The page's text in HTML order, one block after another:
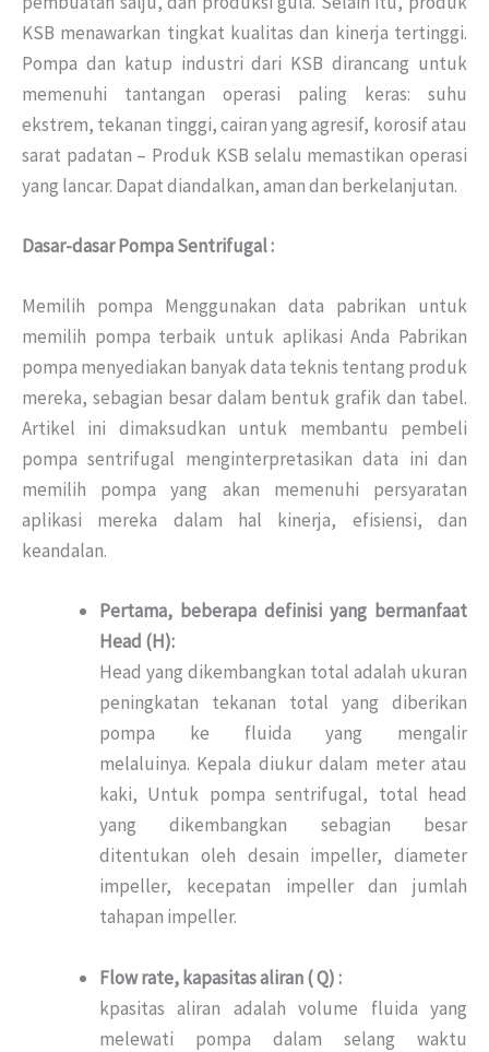
KSB menawarkan tingkat kualitas dan kinerja tertinggi.
Pompa dan katup industri dari KSB dirancang untuk
memenuhi tantangan operasi paling keras: suhu
ekstrem, tekanan tinggi, cairan yang agresif, korosif atau
sarat padatan – Produk KSB selalu memastikan operasi
yang lancar. Dapat diandalkan, aman dan berkelanjutan.
Dasar-dasar Pompa Sentrifugal :
Memilih pompa Menggunakan data pabrikan untuk
memilih pompa terbaik untuk aplikasi Anda Pabrikan
pompa menyediakan banyak data teknis tentang produk
mereka, sebagian besar dalam bentuk grafik dan tabel.
Artikel ini dimaksudkan untuk membantu pembeli
pompa sentrifugal menginterpretasikan data ini dan
memilih pompa yang akan memenuhi persyaratan
aplikasi mereka dalam hal kinerja, efisiensi, dan
keandalan.
Pertama, beberapa definisi yang bermanfaat
Head (H):
Head yang dikembangkan total adalah ukuran
peningkatan tekanan total yang diberikan
pompa ke fluida yang mengalir
melaluinya. Kepala diukur dalam meter atau
kaki, Untuk pompa sentrifugal, total head
yang dikembangkan sebagian besar
ditentukan oleh desain impeller, diameter
impeller, kecepatan impeller dan jumlah
tahapan impeller.
Flow rate, kapasitas aliran ( Q) :
kpasitas aliran adalah volume fluida yang
melewati pompa dalam selang waktu